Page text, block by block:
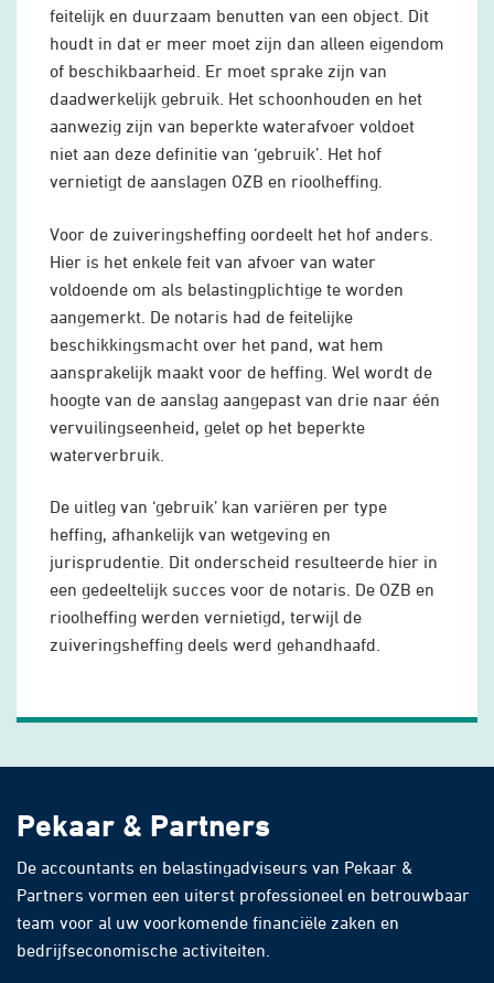
feitelijk en duurzaam benutten van een object. Dit
houdt in dat er meer moet zijn dan alleen eigendom
of beschikbaarheid. Er moet sprake zijn van
daadwerkelijk gebruik. Het schoonhouden en het
aanwezig zijn van beperkte waterafvoer voldoet
niet aan deze definitie van ‘gebruik’. Het hof
vernietigt de aanslagen OZB en rioolheffing.
Voor de zuiveringsheffing oordeelt het hof anders.
Hier is het enkele feit van afvoer van water
voldoende om als belastingplichtige te worden
aangemerkt. De notaris had de feitelijke
beschikkingsmacht over het pand, wat hem
aansprakelijk maakt voor de heffing. Wel wordt de
hoogte van de aanslag aangepast van drie naar één
vervuilingseenheid, gelet op het beperkte
waterverbruik.
De uitleg van ‘gebruik’ kan variëren per type
heffing, afhankelijk van wetgeving en
jurisprudentie. Dit onderscheid resulteerde hier in
een gedeeltelijk succes voor de notaris. De OZB en
rioolheffing werden vernietigd, terwijl de
zuiveringsheffing deels werd gehandhaafd.
Pekaar & Partners
De accountants en belastingadviseurs van Pekaar &
Partners vormen een uiterst professioneel en betrouwbaar
team voor al uw voorkomende financiële zaken en
bedrijfseconomische activiteiten.